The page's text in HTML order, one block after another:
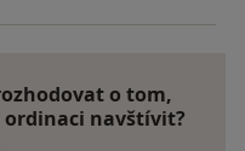
o tom,
navštívit?